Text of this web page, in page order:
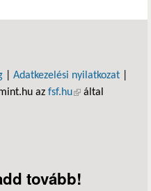
Adatkezelési nyilatkozat
az fsf.hu(külső hivatkozás)
által
tovább!